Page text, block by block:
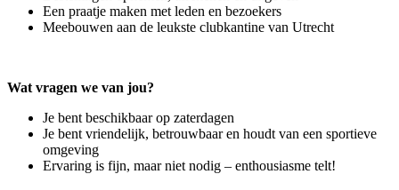
Een praatje maken met leden en bezoekers
Meebouwen aan de leukste clubkantine van Utrecht
Wat vragen we van jou?
Je bent beschikbaar op zaterdagen
Je bent vriendelijk, betrouwbaar en houdt van een sportieve
omgeving
Ervaring is fijn, maar niet nodig – enthousiasme telt!